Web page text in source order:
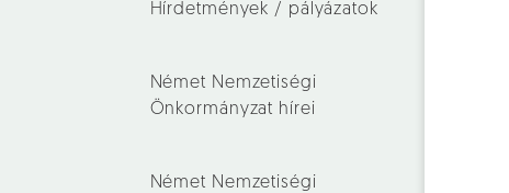
Hírdetmények / pályázatok
Német Nemzetiségi
Önkormányzat hírei
Német Nemzetiségi